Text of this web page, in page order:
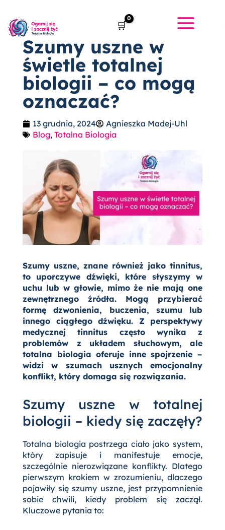
treści
Szumy uszne w
świetle totalnej
biologii – co mogą
oznaczać?
13 grudnia, 2024
Agnieszka Madej-Uhl
Blog, Totalna Biologia
Szumy uszne, znane również jako tinnitus,
to uporczywe dźwięki, które słyszymy w
uchu lub w głowie, mimo że nie mają one
zewnętrznego źródła. Mogą przybierać
formę dzwonienia, buczenia, szumu lub
innego ciągłego dźwięku. Z perspektywy
medycznej tinnitus często wynika z
problemów z układem słuchowym, ale
totalna biologia oferuje inne spojrzenie –
widzi w szumach usznych emocjonalny
konflikt, który domaga się rozwiązania.
Szumy uszne w totalnej
biologii – kiedy się zaczęły?
Totalna biologia postrzega ciało jako system,
który zapisuje i manifestuje emocje,
szczególnie nierozwiązane konflikty. Dlatego
pierwszym krokiem w zrozumieniu, dlaczego
pojawiły się szumy uszne, jest przypomnienie
sobie chwili, kiedy problem się zaczął.
Kluczowe pytania to: